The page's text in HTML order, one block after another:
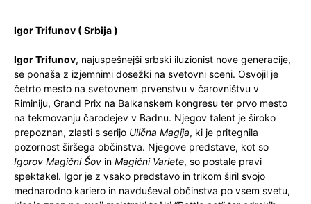
Igor Trifunov ( Srbija )
Igor Trifunov, najuspešnejši srbski iluzionist nove generacije,
se ponaša z izjemnimi dosežki na svetovni sceni. Osvojil je
četrto mesto na svetovnem prvenstvu v čarovništvu v
Riminiju, Grand Prix na Balkanskem kongresu ter prvo mesto
na tekmovanju čarodejev v Badnu. Njegov talent je široko
prepoznan, zlasti s serijo Ulična Magija, ki je pritegnila
pozornost širšega občinstva. Njegove predstave, kot so
Igorov Magični Šov in Magični Variete, so postale pravi
spektakel. Igor je z vsako predstavo in trikom širil svojo
mednarodno kariero in navduševal občinstva po vsem svetu,